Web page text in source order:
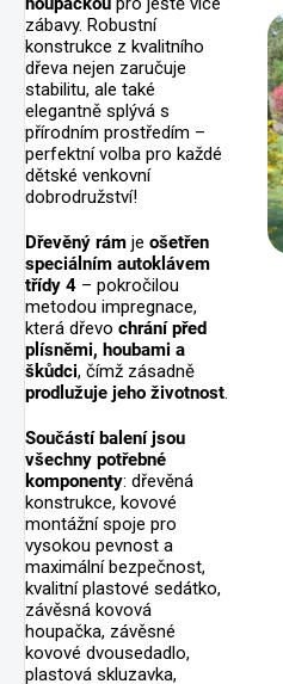
zábavy. Robustní
konstrukce z kvalitního
dřeva nejen zaručuje
stabilitu, ale také
elegantně splývá s
přírodním prostředím –
perfektní volba pro každé
dětské venkovní
dobrodružství!
Dřevěný rám je ošetřen
speciálním autoklávem
třídy 4 – pokročilou
metodou impregnace,
která dřevo chrání před
plísněmi, houbami a
škůdci, čímž zásadně
prodlužuje jeho životnost.
Součástí balení jsou
všechny potřebné
komponenty: dřevěná
konstrukce, kovové
montážní spoje pro
vysokou pevnost a
maximální bezpečnost,
kvalitní plastové sedátko,
závěsná kovová
houpačka, závěsné
kovové dvousedadlo,
plastová skluzavka,